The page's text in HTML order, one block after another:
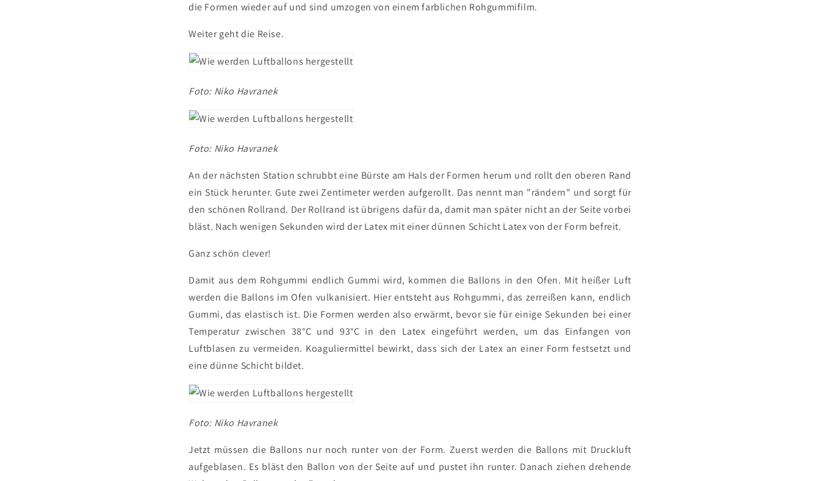
die Formen wieder auf und sind umzogen von einem farblichen Rohgummifilm.
Weiter geht die Reise.
Foto: Niko Havranek
Foto: Niko Havranek
An der nächsten Station schrubbt eine Bürste am Hals der Formen herum und rollt den oberen Rand
ein Stück herunter. Gute zwei Zentimeter werden aufgerollt. Das nennt man "rändern" und sorgt für
den schönen Rollrand. Der Rollrand ist übrigens dafür da, damit man später nicht an der Seite vorbei
bläst. Nach wenigen Sekunden wird der Latex mit einer dünnen Schicht Latex von der Form befreit.
Ganz schön clever!
Damit aus dem Rohgummi endlich Gummi wird, kommen die Ballons in den Ofen. Mit heißer Luft
werden die Ballons im Ofen vulkanisiert. Hier entsteht aus Rohgummi, das zerreißen kann, endlich
Gummi, das elastisch ist. Die Formen werden also erwärmt, bevor sie für einige Sekunden bei einer
Temperatur zwischen 38°C und 93°C in den Latex eingeführt werden, um das Einfangen von
Luftblasen zu vermeiden. Koaguliermittel bewirkt, dass sich der Latex an einer Form festsetzt und
eine dünne Schicht bildet.
Foto: Niko Havranek
Jetzt müssen die Ballons nur noch runter von der Form. Zuerst werden die Ballons mit Druckluft
aufgeblasen. Es bläst den Ballon von der Seite auf und pustet ihn runter. Danach ziehen drehende